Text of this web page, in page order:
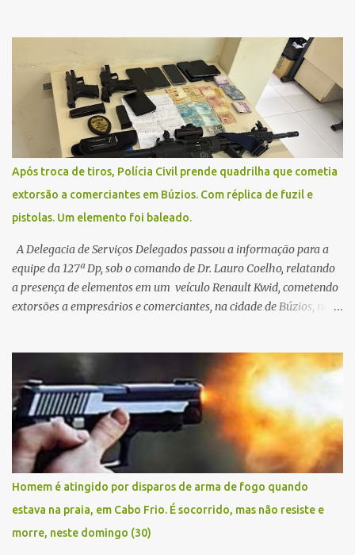
Contamos com a compreensão de toda população, pois se trata de
uma situação climática que foge ao controle da administração
pública.
Após troca de tiros, Polícia Civil prende quadrilha que cometia
extorsão a comerciantes em Búzios. Com réplica de fuzil e
pistolas. Um elemento foi baleado.
A Delegacia de Serviços Delegados passou a informação para a
equipe da 127ª Dp, sob o comando de Dr. Lauro Coelho, relatando
a presença de elementos em um veículo Renault Kwid, cometendo
extorsões a empresários e comerciantes, na cidade de Búzios, na
fugir da cidade Buziana. Um dos detidos é policial civil e este foi
baleado na perna na troca de tiros . Na ocorrência, três armas,
pistolas e uma réplica de fuzil, foram apreendidas. O homem
baleado foi identificado como Claudio Bastos, conhecido no meio
político.
Homem é atingido por disparos de arma de fogo quando
estava na praia, em Cabo Frio. É socorrido, mas não resiste e
morre, neste domingo (30)